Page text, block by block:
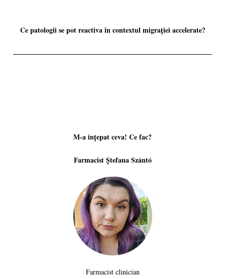
Ce patologii se pot reactiva în contextul migrației accelerate?
M-a ințepat ceva! Ce fac?
Farmacist Ștefana Szántó
Farmacist clinician